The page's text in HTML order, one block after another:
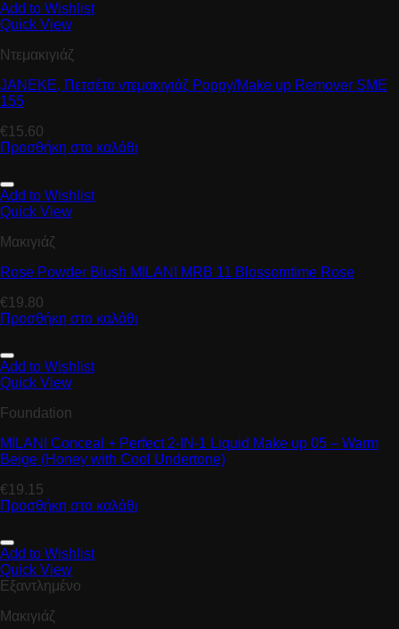
Add to Wishlist
Quick View
Ντεμακιγιάζ
JANEKE, Πετσέτα ντεμακιγιάζ Ρoppy/Μake up Remover SME
155
€15.60
Προσθήκη στο καλάθι
Add to Wishlist
Quick View
Μακιγιάζ
Rose Powder Blush MILANI MRB 11 Blossomtime Rose
€19.80
Προσθήκη στο καλάθι
Add to Wishlist
Quick View
Foundation
MILANI Conceal + Perfect 2-IN-1 Liquid Make up 05 – Warm
Beige (Honey with Cool Undertone)
€19.15
Προσθήκη στο καλάθι
Add to Wishlist
Quick View
Εξαντλημένο
Μακιγιάζ